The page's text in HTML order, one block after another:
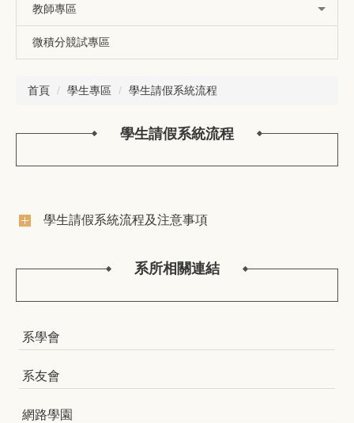
教師專區
微積分競試專區
首頁 學生專區 學生請假系統流程
學生請假系統流程
學生請假系統流程及注意事項
系所相關連結
系學會
系友會
網路學園